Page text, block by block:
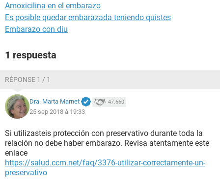
Amoxicilina en el embarazo
Es posible quedar embarazada teniendo quistes
Embarazo con diu
1 respuesta
RÉPONSE 1 / 1
Dra. Marta Marnet 47.660
25 sep 2018 à 19:33
Si utilizasteis protección con preservativo durante toda la
relación no debe haber embarazo. Revisa atentamente este
enlace
https://salud.ccm.net/faq/3376-utilizar-correctamente-un-
preservativo